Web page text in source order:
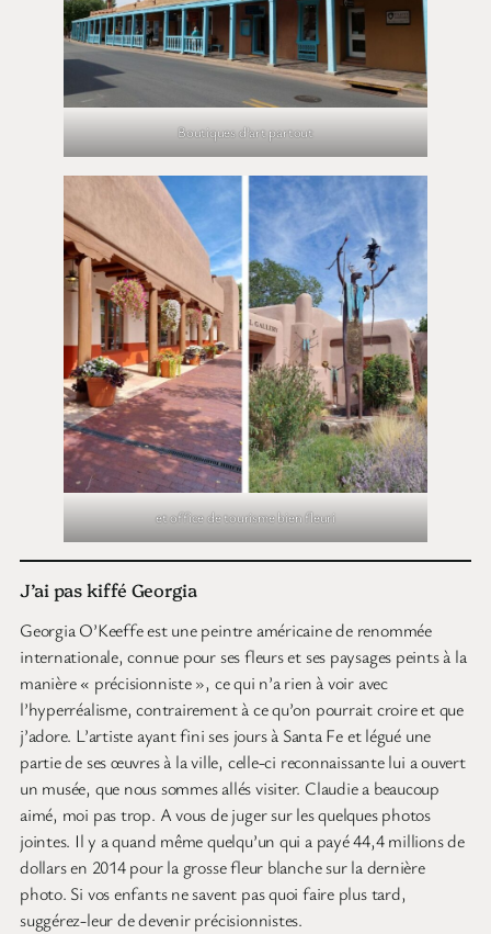
Boutiques d’art partout
et office de tourisme bien fleuri
J’ai pas kiffé Georgia
Georgia O’Keeffe est une peintre américaine de renommée
internationale, connue pour ses fleurs et ses paysages peints à la
manière « précisionniste », ce qui n’a rien à voir avec
l’hyperréalisme, contrairement à ce qu’on pourrait croire et que
j’adore. L’artiste ayant fini ses jours à Santa Fe et légué une
partie de ses œuvres à la ville, celle-ci reconnaissante lui a ouvert
un musée, que nous sommes allés visiter. Claudie a beaucoup
aimé, moi pas trop. A vous de juger sur les quelques photos
jointes. Il y a quand même quelqu’un qui a payé 44,4 millions de
dollars en 2014 pour la grosse fleur blanche sur la dernière
photo. Si vos enfants ne savent pas quoi faire plus tard,
suggérez-leur de devenir précisionnistes.